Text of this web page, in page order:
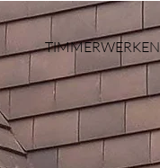
TIMMERWERKEN